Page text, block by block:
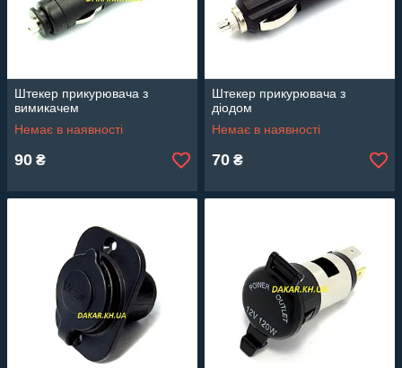
Штекер прикурювача з
вимикачем
Немає в наявності
90 ₴
Штекер прикурювача з
діодом
Немає в наявності
70 ₴